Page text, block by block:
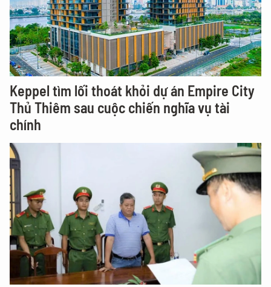
Keppel tìm lối thoát khỏi dự án Empire City
Thủ Thiêm sau cuộc chiến nghĩa vụ tài
chính